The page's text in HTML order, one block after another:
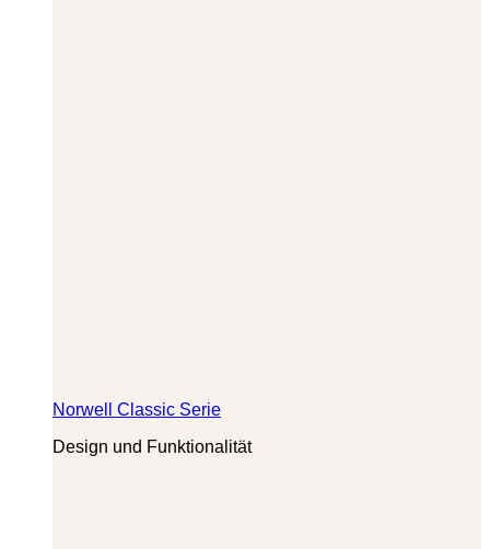
Norwell Classic Serie
Design und Funktionalität